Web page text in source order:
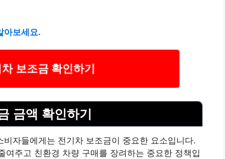
아보세요.
보조금 확인하기
금액 확인하기
자들에게는 전기차 보조금이 중요한 요소입니다.
주고 친환경 차량 구매를 장려하는 중요한 정책입